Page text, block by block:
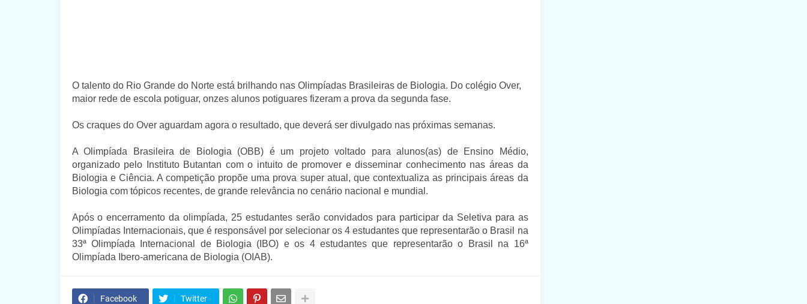
O talento do Rio Grande do Norte está brilhando nas Olimpíadas Brasileiras de Biologia. Do colégio Over,
maior rede de escola potiguar, onzes alunos potiguares fizeram a prova da segunda fase.
Os craques do Over aguardam agora o resultado, que deverá ser divulgado nas próximas semanas.
A Olimpíada Brasileira de Biologia (OBB) é um projeto voltado para alunos(as) de Ensino Médio,
organizado pelo Instituto Butantan com o intuito de promover e disseminar conhecimento nas áreas da
Biologia e Ciência. A competição propõe uma prova super atual, que contextualiza as principais áreas da
Biologia com tópicos recentes, de grande relevância no cenário nacional e mundial.
Após o encerramento da olimpíada, 25 estudantes serão convidados para participar da Seletiva para as
Olimpíadas Internacionais, que é responsável por selecionar os 4 estudantes que representarão o Brasil na
33ª Olimpíada Internacional de Biologia (IBO) e os 4 estudantes que representarão o Brasil na 16ª
Olimpíada Ibero-americana de Biologia (OIAB).
Facebook Twitter